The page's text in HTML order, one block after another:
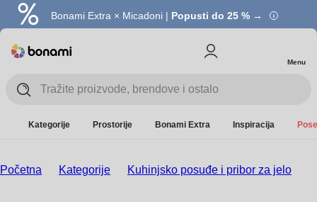
Bonami Extra × Micadoni | Popusti do 25 % →
Menu
Kategorije Prostorije Bonami Extra Inspiracija
Početna Kategorije Kuhinjsko posuđe i pribor za jelo